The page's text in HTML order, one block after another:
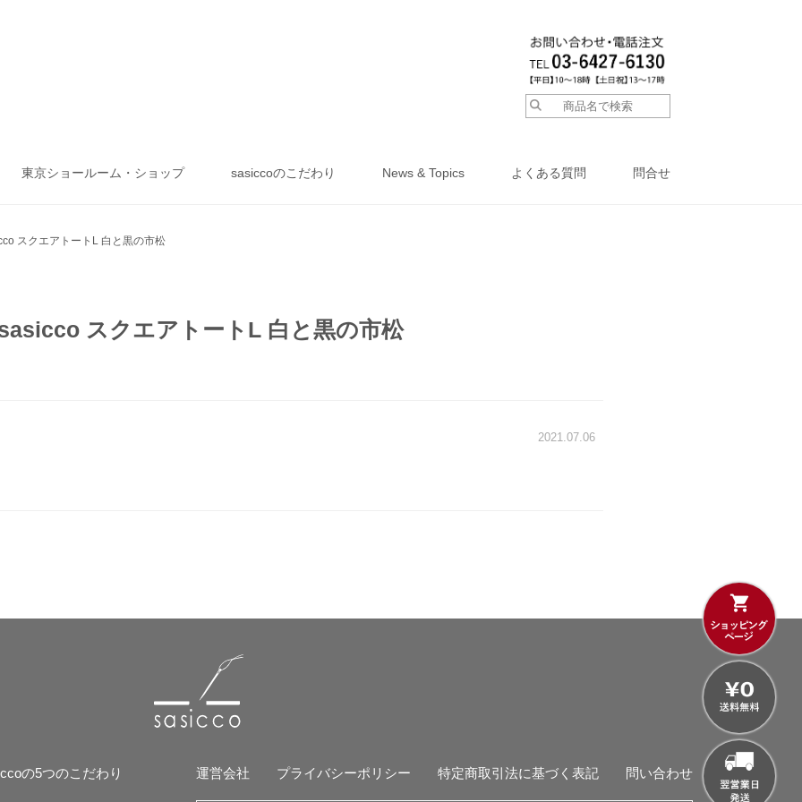
東京ショールーム・ショップ sasiccoのこだわり News & Topics よくある質問 問合せ
スクエアトートL 白と黒の市松
スクエアトートL 白と黒の市松
2021.07.06
の5つのこだわり 運営会社 プライバシーポリシー 特定商取引法に基づく表記 問い合わせ